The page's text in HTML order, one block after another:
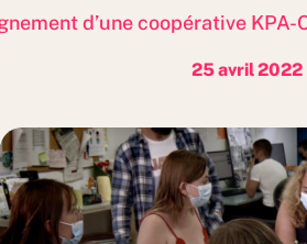
d’une coopérative
25 avril 2022